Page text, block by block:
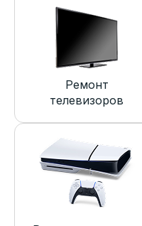
Ремонт
телевизоров